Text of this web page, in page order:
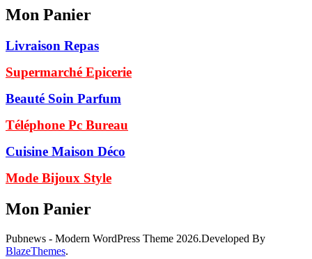
Mon Panier
Livraison Repas
Supermarché Epicerie
Beauté Soin Parfum
Téléphone Pc Bureau
Cuisine Maison Déco
Mode Bijoux Style
Mon Panier
Pubnews - Modern WordPress Theme 2026.Developed By
BlazeThemes.